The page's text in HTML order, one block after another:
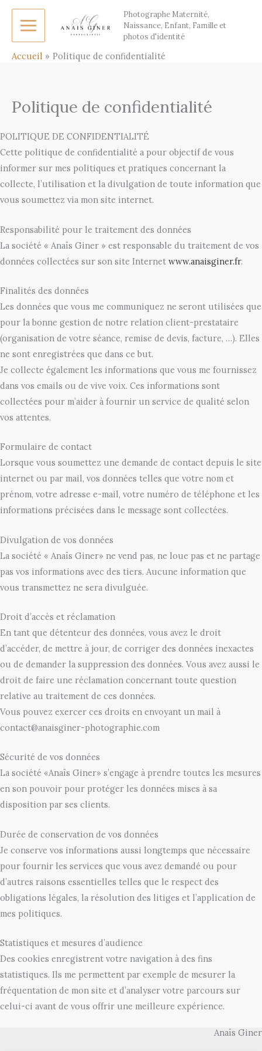
Aller
contenu
Photographe Maternité,
Naissance, Enfant, Famille et
photos d'identité
Accueil Politique de confidentialité
Politique de confidentialité
POLITIQUE DE CONFIDENTIALITÉ
Cette politique de confidentialité a pour objectif de vous
informer sur mes politiques et pratiques concernant la
collecte, l’utilisation et la divulgation de toute information que
vous soumettez via mon site internet.
Responsabilité pour le traitement des données
La société « Anaïs Giner » est responsable du traitement de vos
données collectées sur son site Internet www.anaisginer.fr.
Finalités des données
Les données que vous me communiquez ne seront utilisées que
pour la bonne gestion de notre relation client-prestataire
(organisation de votre séance, remise de devis, facture, …). Elles
ne sont enregistrées que dans ce but.
Je collecte également les informations que vous me fournissez
dans vos emails ou de vive voix. Ces informations sont
collectées pour m’aider à fournir un service de qualité selon
vos attentes.
Formulaire de contact
Lorsque vous soumettez une demande de contact depuis le site
internet ou par mail, vos données telles que votre nom et
prénom, votre adresse e-mail, votre numéro de téléphone et les
informations précisées dans le message sont collectées.
Divulgation de vos données
La société « Anaïs Giner» ne vend pas, ne loue pas et ne partage
pas vos informations avec des tiers. Aucune information que
vous transmettez ne sera divulguée.
Droit d’accès et réclamation
En tant que détenteur des données, vous avez le droit
d’accéder, de mettre à jour, de corriger des données inexactes
ou de demander la suppression des données. Vous avez aussi le
droit de faire une réclamation concernant toute question
relative au traitement de ces données.
Vous pouvez exercer ces droits en envoyant un mail à
contact@anaisginer-photographie.com
Sécurité de vos données
La société «Anaïs Giner» s’engage à prendre toutes les mesures
en son pouvoir pour protéger les données mises à sa
disposition par ses clients.
Durée de conservation de vos données
Je conserve vos informations aussi longtemps que nécessaire
pour fournir les services que vous avez demandé ou pour
d’autres raisons essentielles telles que le respect des
obligations légales, la résolution des litiges et l’application de
mes politiques.
Statistiques et mesures d’audience
Des cookies enregistrent votre navigation à des fins
statistiques. Ils me permettent par exemple de mesurer la
fréquentation de mon site et d’analyser votre parcours sur
celui-ci avant de vous offrir une meilleure expérience.
Anaïs Giner